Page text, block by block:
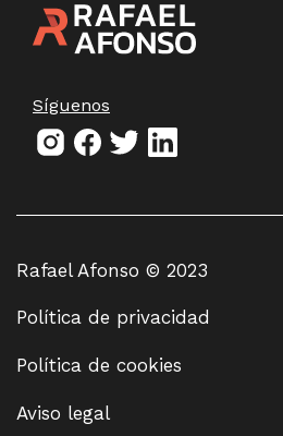
Síguenos
Rafael Afonso © 2023
Política de privacidad
Política de cookies
Aviso legal